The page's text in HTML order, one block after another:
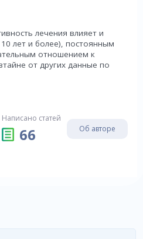
лечения влияет и
лет и более), постоянным
отношением к
от других данные по
Написано статей
66 Об авторе